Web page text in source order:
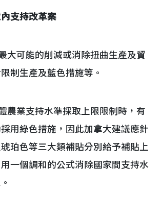
支持改革案
可能的削減或消除扭曲生產及貿
制生產及藍色措施等。
業支持水準採取上限限制時，有
用綠色措施，因此加拿大建議應針
珀色等三大類補貼分別給予補貼上
一個調和的公式消除國家間支持水